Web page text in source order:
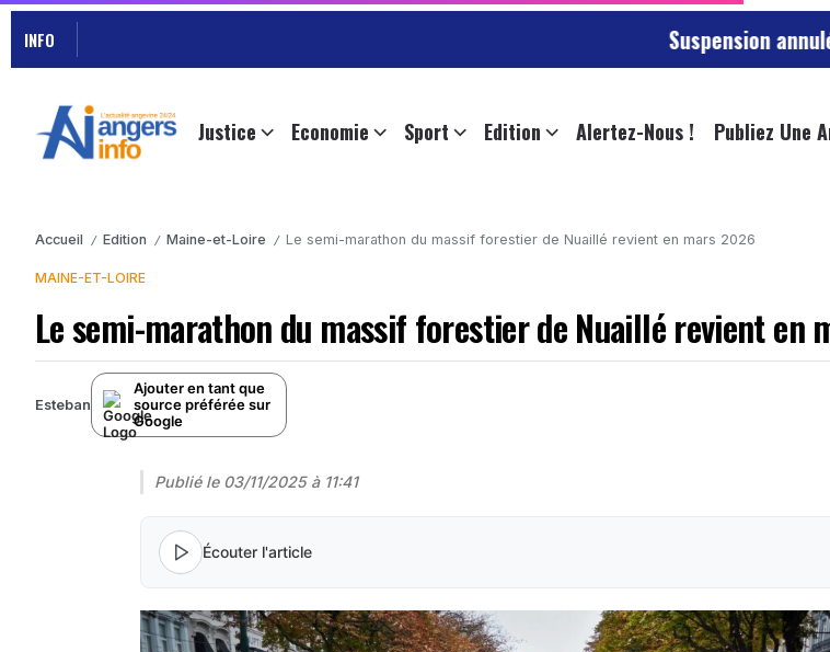
INFO Suspension annulée pour
Justice Economie Sport Edition Alertez-Nous ! Publiez Une
Accueil / Edition / Maine-et-Loire / Le semi-marathon du massif forestier de Nuaillé revient en mars 2026
MAINE-ET-LOIRE
Le semi-marathon du massif forestier de Nuaillé revient en
Esteban
Ajouter en tant que
source préférée sur
Google
Publié le 03/11/2025 à 11:41
Écouter l'article